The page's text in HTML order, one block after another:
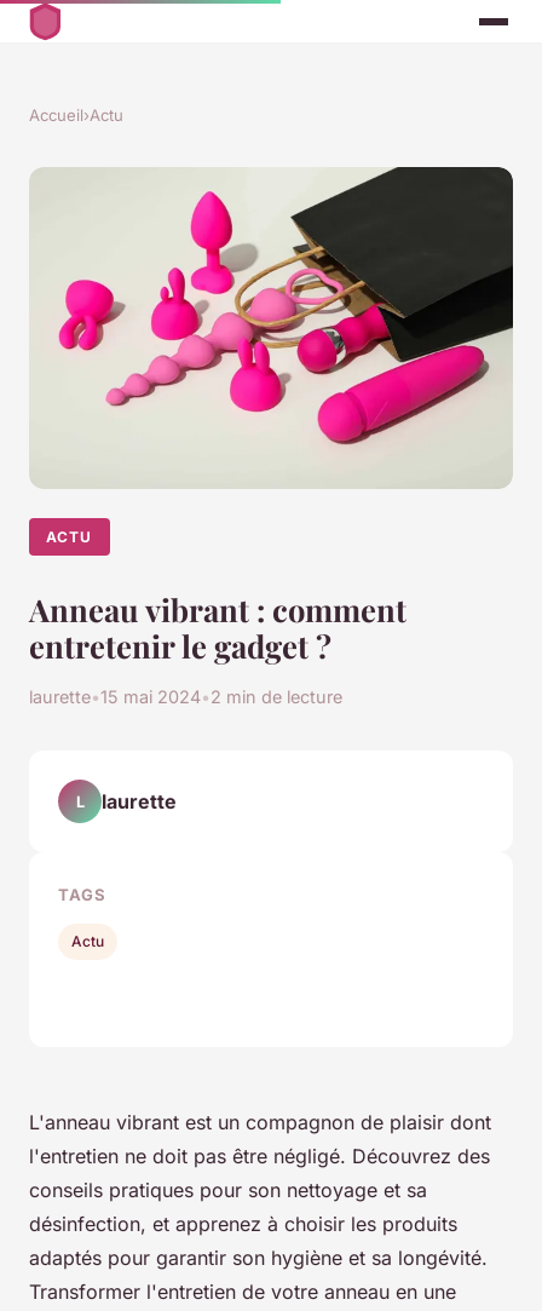
Accueil›Actu
ACTU
Anneau vibrant : comment
entretenir le gadget ?
laurette•15 mai 2024•2 min de lecture
L'anneau vibrant est un compagnon de plaisir dont
l'entretien ne doit pas être négligé. Découvrez des
conseils pratiques pour son nettoyage et sa
désinfection, et apprenez à choisir les produits
adaptés pour garantir son hygiène et sa longévité.
Transformer l'entretien de votre anneau en une
L laurette
TAGS
Actu